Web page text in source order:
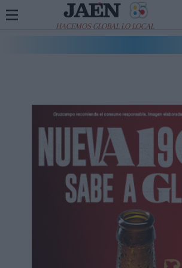
HACEMOS GLOBAL LO LOCAL